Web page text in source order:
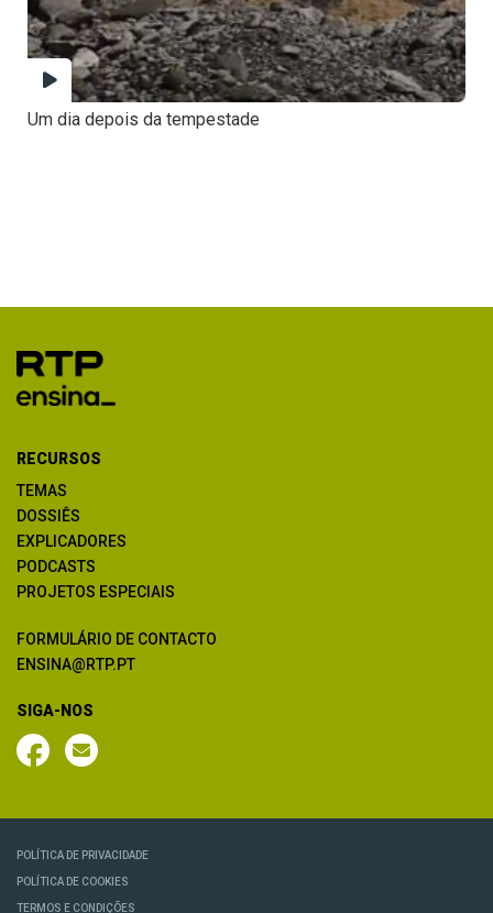
Um dia depois da tempestade
RECURSOS
TEMAS
DOSSIÊS
EXPLICADORES
PODCASTS
PROJETOS ESPECIAIS
FORMULÁRIO DE CONTACTO
ENSINA@RTP.PT
SIGA-NOS
POLÍTICA DE PRIVACIDADE
POLÍTICA DE COOKIES
TERMOS E CONDIÇÕES